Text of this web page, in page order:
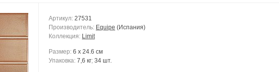
Артикул: 27531
Производитель: Equipe (Испания)
Коллекция: Limit
Размер: 6 x 24.6 см
Упаковка: 7,6 кг; 34 шт.